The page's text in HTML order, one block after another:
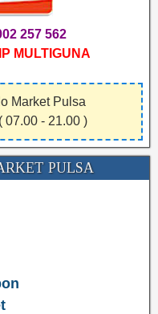
257 562
MULTIGUNA
Market Pulsa
07.00 - 21.00 )
PULSA